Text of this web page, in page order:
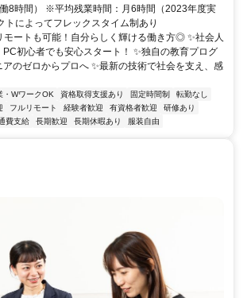
8時間） ※平均残業時間：月6時間（2023年度実
によってフレックスタイム制あり
モートも可能！自分らしく輝ける働き方◎ ✨社会人
初心者でも安心スタート！ ✨独自の教育プログ
のゼロからプロへ ✨最新の技術で社会を支え、感
・WワークOK 資格取得支援あり 固定時間制
転勤なし
フルリモート 経験者歓迎 有資格者歓迎
研修あり
費支給 長期歓迎 長期休暇あり 服装自由